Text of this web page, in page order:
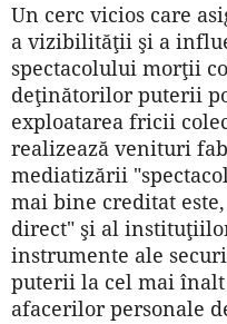
Un cerc vicios care
a vizibilităţii şi a
spectacolului morţii
deţinătorilor puterii
exploatarea fricii
realizează venituri
mediatizării
mai bine creditat
direct" şi al
instrumente ale
puterii la cel mai
afacerilor personale